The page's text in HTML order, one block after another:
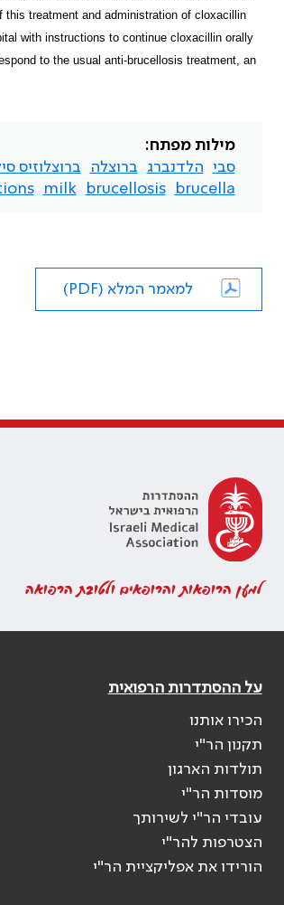
treatment and administration of cloxacillin
with instructions to continue cloxacillin orally
to the usual anti-brucellosis treatment, an
מילות מפתח:
סבי
הלדנברג ברוצלה ברוצלוזיס
brucella
brucellosis
milk
למאמר המלא (PDF)
למען הרופאות והרופאים ולטובת הרפואה
על ההסתדרות הרפואית
הכירו אותנו
תקנון הר"י
תולדות הארגון
מוסדות הר"י
עובדי הר"י לשירותך
הצטרפות להר"י
הורידו את אפליקציית הר"י